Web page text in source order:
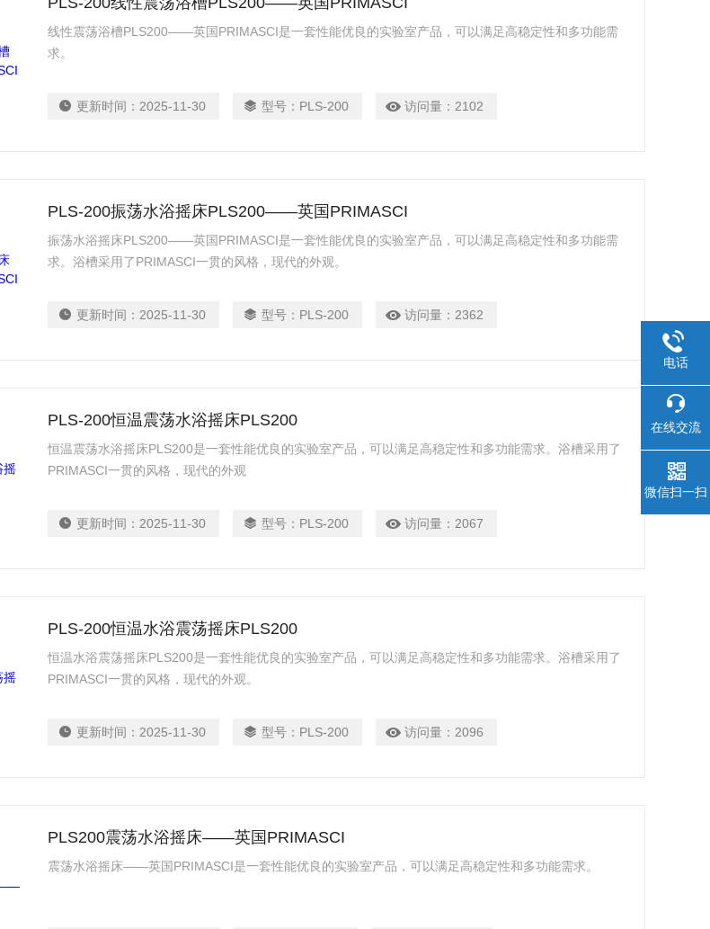
线性震荡浴槽PLS200——英国PRIMASCI是一套性能优良的实验室产品，可以满足高稳定性和多功能需
求。
更新时间： 2025-11-30 型号： PLS-200 访问量： 2102
PLS-200振荡水浴摇床PLS200——英国PRIMASCI
振荡水浴摇床PLS200——英国PRIMASCI是一套性能优良的实验室产品，可以满足高稳定性和多功能需
求。浴槽采用了PRIMASCI一贯的风格，现代的外观。
更新时间： 2025-11-30 型号： PLS-200 访问量： 2362
PLS-200恒温震荡水浴摇床PLS200
恒温震荡水浴摇床PLS200是一套性能优良的实验室产品，可以满足高稳定性和多功能需求。浴槽采用了
PRIMASCI一贯的风格，现代的外观
更新时间： 2025-11-30 型号： PLS-200 访问量： 2067
PLS-200恒温水浴震荡摇床PLS200
恒温水浴震荡摇床PLS200是一套性能优良的实验室产品，可以满足高稳定性和多功能需求。浴槽采用了
PRIMASCI一贯的风格，现代的外观。
更新时间： 2025-11-30 型号： PLS-200 访问量： 2096
PLS200震荡水浴摇床——英国PRIMASCI
震荡水浴摇床——英国PRIMASCI是一套性能优良的实验室产品，可以满足高稳定性和多功能需求。
电话
在线交流
微信扫一扫